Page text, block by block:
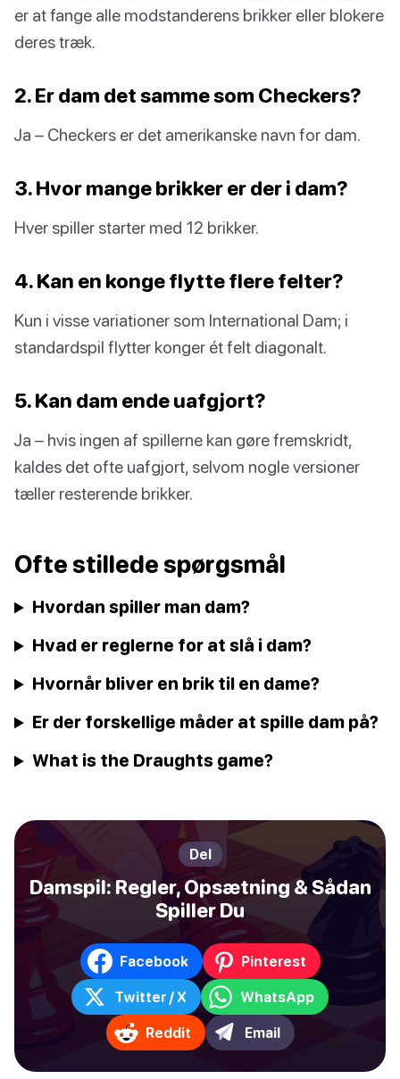
er at fange alle modstanderens brikker eller blokere
deres træk.
2. Er dam det samme som Checkers?
Ja – Checkers er det amerikanske navn for dam.
3. Hvor mange brikker er der i dam?
Hver spiller starter med 12 brikker.
4. Kan en konge flytte flere felter?
Kun i visse variationer som International Dam; i
standardspil flytter konger ét felt diagonalt.
5. Kan dam ende uafgjort?
Ja – hvis ingen af spillerne kan gøre fremskridt,
kaldes det ofte uafgjort, selvom nogle versioner
tæller resterende brikker.
Ofte stillede spørgsmål
Hvordan spiller man dam?
Hvad er reglerne for at slå i dam?
Hvornår bliver en brik til en dame?
Er der forskellige måder at spille dam på?
What is the Draughts game?
Del
Damspil: Regler, Opsætning & Sådan
Spiller Du
Facebook Pinterest
Twitter / X WhatsApp
Reddit Email